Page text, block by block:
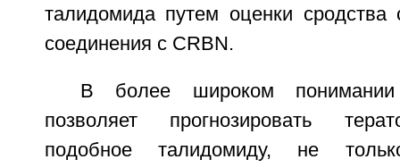
талидомида путем оценки сродства
соединения с CRBN.
В более широком понимании
позволяет прогнозировать
подобное талидомиду, не